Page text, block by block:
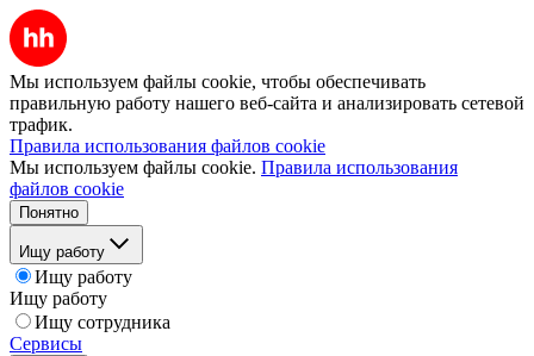
Мы используем файлы cookie, чтобы обеспечивать
правильную работу нашего веб-сайта и анализировать сетевой
трафик.
Правила использования файлов cookie
Мы используем файлы cookie. Правила использования
файлов cookie
Понятно
Ищу работу
Ищу работу
Ищу работу
Ищу сотрудника
Сервисы